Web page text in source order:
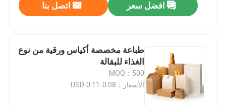
افضل سعر اتصل بنا
طباعة مخصصة أكياس ورقية من نوع
الغذاء للبقالة
MOQ：500
الأسعار：0.08-0.11 USD